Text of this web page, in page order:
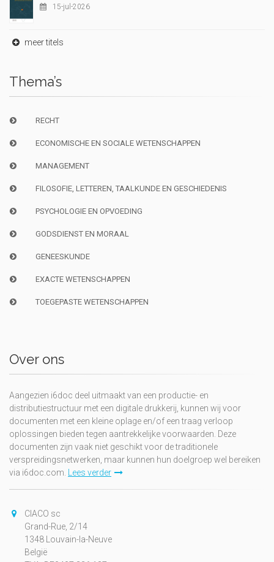
15-jul-2026
meer titels
Thema’s
RECHT
ECONOMISCHE EN SOCIALE WETENSCHAPPEN
MANAGEMENT
FILOSOFIE, LETTEREN, TAALKUNDE EN GESCHIEDENIS
PSYCHOLOGIE EN OPVOEDING
GODSDIENST EN MORAAL
GENEESKUNDE
EXACTE WETENSCHAPPEN
TOEGEPASTE WETENSCHAPPEN
Over ons
Aangezien i6doc deel uitmaakt van een productie- en
distributiestructuur met een digitale drukkerij, kunnen wij voor
documenten met een kleine oplage en/of een traag verloop
oplossingen bieden tegen aantrekkelijke voorwaarden. Deze
documenten zijn vaak niet geschikt voor de traditionele
verspreidingsnetwerken, maar kunnen hun doelgroep wel bereiken
via i6doc.com.
Lees verder
CIACO sc
Grand-Rue, 2/14
1348 Louvain-la-Neuve
België